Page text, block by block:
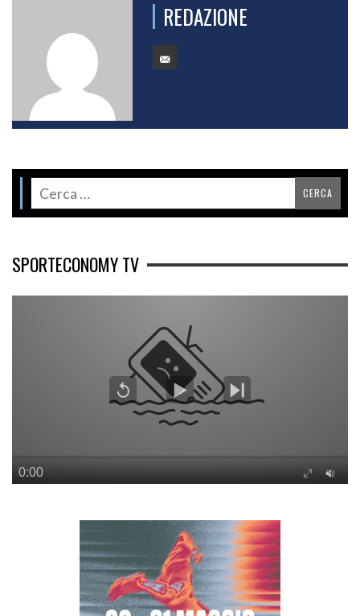
REDAZIONE
SPORTECONOMY TV